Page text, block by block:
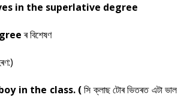
in the superlative degree
ৰ বিশেষণ
in the class. (সি ক্লাছ টোৰ ভিতৰত এটা ভাল